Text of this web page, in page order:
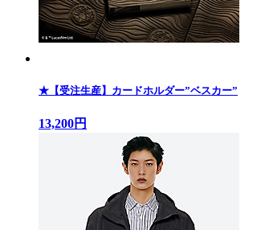
★【受注生産】カードホルダー”ベスカー”
13,200円